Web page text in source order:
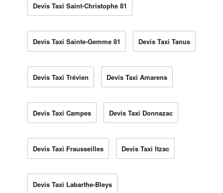
Devis Taxi Saint-Christophe 81
Devis Taxi Sainte-Gemme 81 Devis Taxi Tanus
Devis Taxi Trévien Devis Taxi Amarens
Devis Taxi Campes Devis Taxi Donnazac
Devis Taxi Frausseilles Devis Taxi Itzac
Devis Taxi Labarthe-Bleys